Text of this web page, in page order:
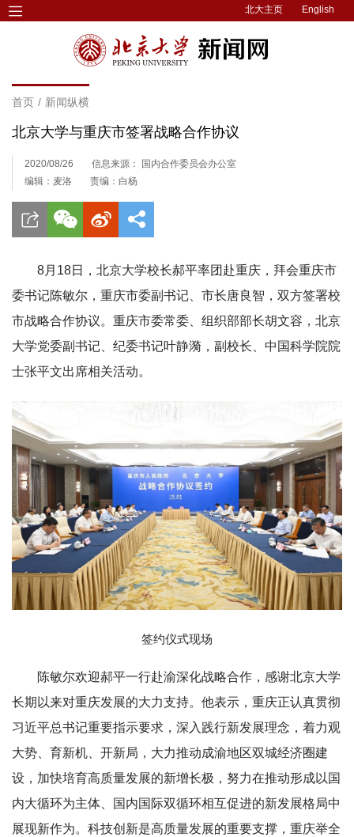
北大主页 English
首页 / 新闻纵横
北京大学与重庆市签署战略合作协议
2020/08/26
信息来源： 国内合作委员会办公室
编辑：麦洛
责编：白杨
8月18日，北京大学校长郝平率团赴重庆，拜会重庆市
委书记陈敏尔，重庆市委副书记、市长唐良智，双方签署校
市战略合作协议。重庆市委常委、组织部部长胡文容，北京
大学党委副书记、纪委书记叶静漪，副校长、中国科学院院
士张平文出席相关活动。
签约仪式现场
陈敏尔欢迎郝平一行赴渝深化战略合作，感谢北京大学
长期以来对重庆发展的大力支持。他表示，重庆正认真贯彻
习近平总书记重要指示要求，深入践行新发展理念，着力观
大势、育新机、开新局，大力推动成渝地区双城经济圈建
设，加快培育高质量发展的新增长极，努力在推动形成以国
内大循环为主体、国内国际双循环相互促进的新发展格局中
展现新作为。科技创新是高质量发展的重要支撑，重庆举全